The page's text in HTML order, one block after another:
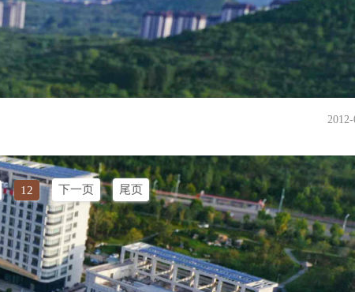
护理天地
医技平台
导师队伍 招标采购
通知公告
医疗设备
医患
义诊
12 下一页 尾页